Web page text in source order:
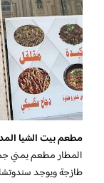
مطعم بيت الشيا
المطار مطعم يمني
طازجة ويوجد